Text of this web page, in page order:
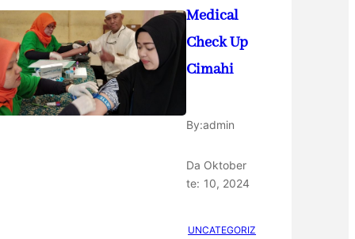
Medical
Check Up
Cimahi
By:admin
Da
te:
Oktober
10, 2024
UNCATEGORIZ